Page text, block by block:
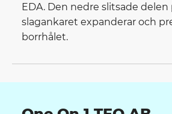
EDA. Den nedre slitsade delen
slagankaret expanderar och
borrhålet.